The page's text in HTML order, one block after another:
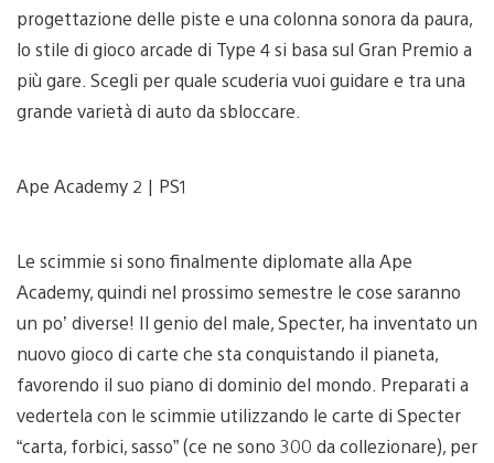
progettazione delle piste e una colonna sonora da paura,
lo stile di gioco arcade di Type 4 si basa sul Gran Premio a
più gare. Scegli per quale scuderia vuoi guidare e tra una
grande varietà di auto da sbloccare.
Ape Academy 2 | PS1
Le scimmie si sono finalmente diplomate alla Ape
Academy, quindi nel prossimo semestre le cose saranno
un po’ diverse! Il genio del male, Specter, ha inventato un
nuovo gioco di carte che sta conquistando il pianeta,
favorendo il suo piano di dominio del mondo. Preparati a
vedertela con le scimmie utilizzando le carte di Specter
“carta, forbici, sasso” (ce ne sono 300 da collezionare), per